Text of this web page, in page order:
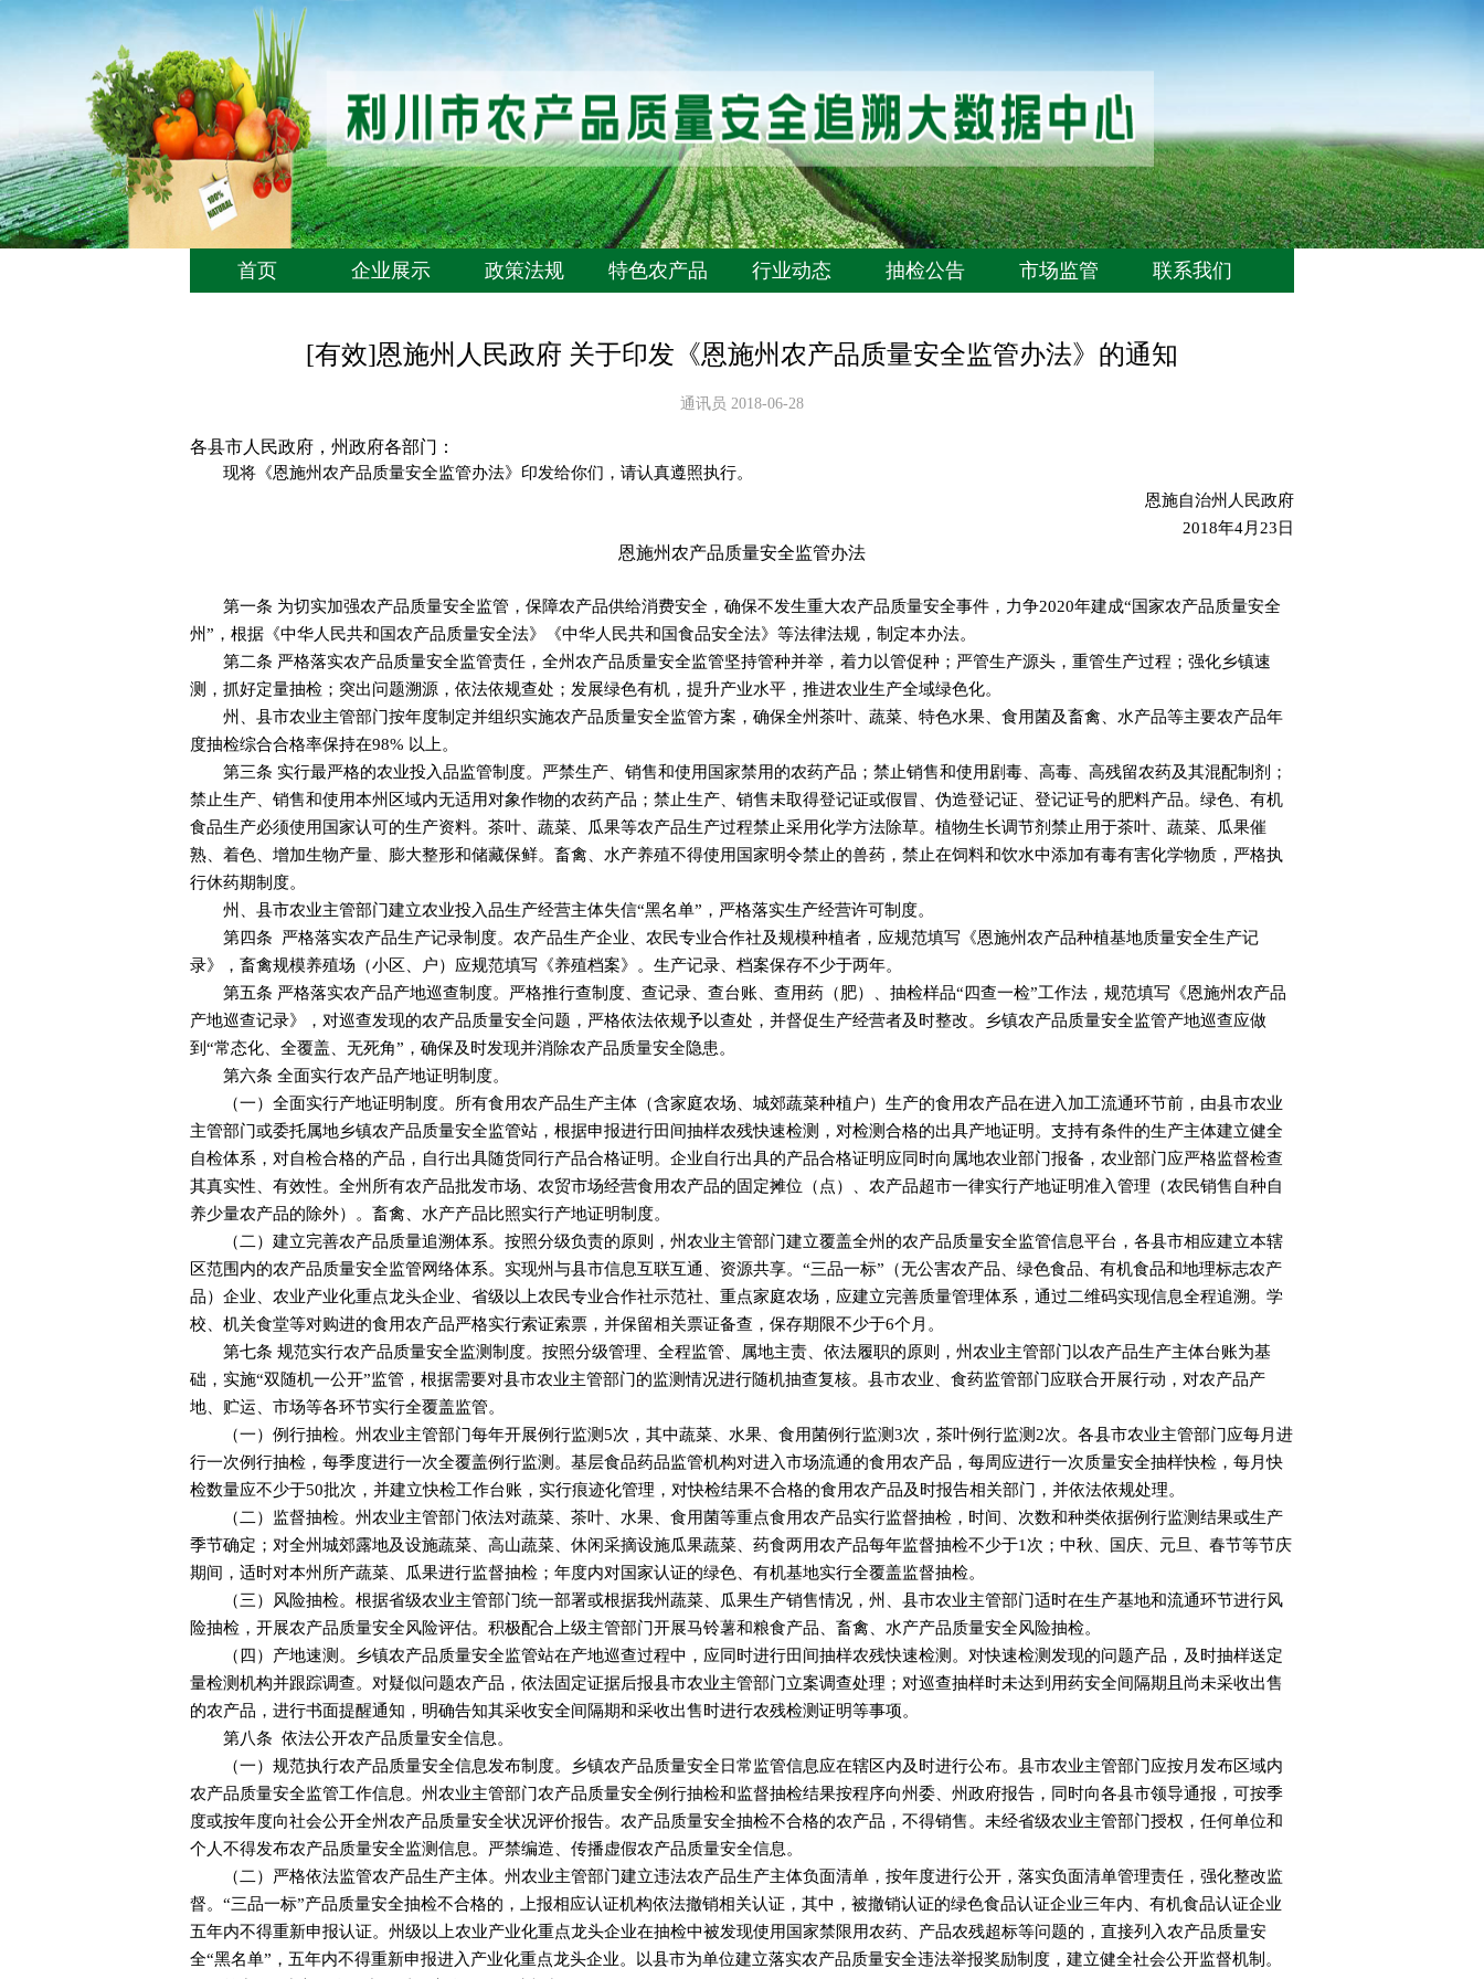
首页 企业展示 政策法规 特色农产品 行业动态 抽检公告 市场监管 联系我们
[有效]恩施州人民政府 关于印发《恩施州农产品质量安全监管办法》的通知
通讯员 2018-06-28
各县市人民政府，州政府各部门：
现将《恩施州农产品质量安全监管办法》印发给你们，请认真遵照执行。
恩施自治州人民政府
2018年4月23日
恩施州农产品质量安全监管办法
第一条 为切实加强农产品质量安全监管，保障农产品供给消费安全，确保不发生重大农产品质量安全事件，力争2020年建成“国家农产品质量安全
州”，根据《中华人民共和国农产品质量安全法》《中华人民共和国食品安全法》等法律法规，制定本办法。
第二条 严格落实农产品质量安全监管责任，全州农产品质量安全监管坚持管种并举，着力以管促种；严管生产源头，重管生产过程；强化乡镇速
测，抓好定量抽检；突出问题溯源，依法依规查处；发展绿色有机，提升产业水平，推进农业生产全域绿色化。
州、县市农业主管部门按年度制定并组织实施农产品质量安全监管方案，确保全州茶叶、蔬菜、特色水果、食用菌及畜禽、水产品等主要农产品年
度抽检综合合格率保持在98% 以上。
第三条 实行最严格的农业投入品监管制度。严禁生产、销售和使用国家禁用的农药产品；禁止销售和使用剧毒、高毒、高残留农药及其混配制剂；
禁止生产、销售和使用本州区域内无适用对象作物的农药产品；禁止生产、销售未取得登记证或假冒、伪造登记证、登记证号的肥料产品。绿色、有机
食品生产必须使用国家认可的生产资料。茶叶、蔬菜、瓜果等农产品生产过程禁止采用化学方法除草。植物生长调节剂禁止用于茶叶、蔬菜、瓜果催
熟、着色、增加生物产量、膨大整形和储藏保鲜。畜禽、水产养殖不得使用国家明令禁止的兽药，禁止在饲料和饮水中添加有毒有害化学物质，严格执
行休药期制度。
州、县市农业主管部门建立农业投入品生产经营主体失信“黑名单”，严格落实生产经营许可制度。
第四条 严格落实农产品生产记录制度。农产品生产企业、农民专业合作社及规模种植者，应规范填写《恩施州农产品种植基地质量安全生产记
录》，畜禽规模养殖场（小区、户）应规范填写《养殖档案》。生产记录、档案保存不少于两年。
第五条 严格落实农产品产地巡查制度。严格推行查制度、查记录、查台账、查用药（肥）、抽检样品“四查一检”工作法，规范填写《恩施州农产品
产地巡查记录》，对巡查发现的农产品质量安全问题，严格依法依规予以查处，并督促生产经营者及时整改。乡镇农产品质量安全监管产地巡查应做
到“常态化、全覆盖、无死角”，确保及时发现并消除农产品质量安全隐患。
第六条 全面实行农产品产地证明制度。
（一）全面实行产地证明制度。所有食用农产品生产主体（含家庭农场、城郊蔬菜种植户）生产的食用农产品在进入加工流通环节前，由县市农业
主管部门或委托属地乡镇农产品质量安全监管站，根据申报进行田间抽样农残快速检测，对检测合格的出具产地证明。支持有条件的生产主体建立健全
自检体系，对自检合格的产品，自行出具随货同行产品合格证明。企业自行出具的产品合格证明应同时向属地农业部门报备，农业部门应严格监督检查
其真实性、有效性。全州所有农产品批发市场、农贸市场经营食用农产品的固定摊位（点）、农产品超市一律实行产地证明准入管理（农民销售自种自
养少量农产品的除外）。畜禽、水产产品比照实行产地证明制度。
（二）建立完善农产品质量追溯体系。按照分级负责的原则，州农业主管部门建立覆盖全州的农产品质量安全监管信息平台，各县市相应建立本辖
区范围内的农产品质量安全监管网络体系。实现州与县市信息互联互通、资源共享。“三品一标”（无公害农产品、绿色食品、有机食品和地理标志农产
品）企业、农业产业化重点龙头企业、省级以上农民专业合作社示范社、重点家庭农场，应建立完善质量管理体系，通过二维码实现信息全程追溯。学
校、机关食堂等对购进的食用农产品严格实行索证索票，并保留相关票证备查，保存期限不少于6个月。
第七条 规范实行农产品质量安全监测制度。按照分级管理、全程监管、属地主责、依法履职的原则，州农业主管部门以农产品生产主体台账为基
础，实施“双随机一公开”监管，根据需要对县市农业主管部门的监测情况进行随机抽查复核。县市农业、食药监管部门应联合开展行动，对农产品产
地、贮运、市场等各环节实行全覆盖监管。
（一）例行抽检。州农业主管部门每年开展例行监测5次，其中蔬菜、水果、食用菌例行监测3次，茶叶例行监测2次。各县市农业主管部门应每月进
行一次例行抽检，每季度进行一次全覆盖例行监测。基层食品药品监管机构对进入市场流通的食用农产品，每周应进行一次质量安全抽样快检，每月快
检数量应不少于50批次，并建立快检工作台账，实行痕迹化管理，对快检结果不合格的食用农产品及时报告相关部门，并依法依规处理。
（二）监督抽检。州农业主管部门依法对蔬菜、茶叶、水果、食用菌等重点食用农产品实行监督抽检，时间、次数和种类依据例行监测结果或生产
季节确定；对全州城郊露地及设施蔬菜、高山蔬菜、休闲采摘设施瓜果蔬菜、药食两用农产品每年监督抽检不少于1次；中秋、国庆、元旦、春节等节庆
期间，适时对本州所产蔬菜、瓜果进行监督抽检；年度内对国家认证的绿色、有机基地实行全覆盖监督抽检。
（三）风险抽检。根据省级农业主管部门统一部署或根据我州蔬菜、瓜果生产销售情况，州、县市农业主管部门适时在生产基地和流通环节进行风
险抽检，开展农产品质量安全风险评估。积极配合上级主管部门开展马铃薯和粮食产品、畜禽、水产产品质量安全风险抽检。
（四）产地速测。乡镇农产品质量安全监管站在产地巡查过程中，应同时进行田间抽样农残快速检测。对快速检测发现的问题产品，及时抽样送定
量检测机构并跟踪调查。对疑似问题农产品，依法固定证据后报县市农业主管部门立案调查处理；对巡查抽样时未达到用药安全间隔期且尚未采收出售
的农产品，进行书面提醒通知，明确告知其采收安全间隔期和采收出售时进行农残检测证明等事项。
第八条 依法公开农产品质量安全信息。
（一）规范执行农产品质量安全信息发布制度。乡镇农产品质量安全日常监管信息应在辖区内及时进行公布。县市农业主管部门应按月发布区域内
农产品质量安全监管工作信息。州农业主管部门农产品质量安全例行抽检和监督抽检结果按程序向州委、州政府报告，同时向各县市领导通报，可按季
度或按年度向社会公开全州农产品质量安全状况评价报告。农产品质量安全抽检不合格的农产品，不得销售。未经省级农业主管部门授权，任何单位和
个人不得发布农产品质量安全监测信息。严禁编造、传播虚假农产品质量安全信息。
（二）严格依法监管农产品生产主体。州农业主管部门建立违法农产品生产主体负面清单，按年度进行公开，落实负面清单管理责任，强化整改监
督。“三品一标”产品质量安全抽检不合格的，上报相应认证机构依法撤销相关认证，其中，被撤销认证的绿色食品认证企业三年内、有机食品认证企业
五年内不得重新申报认证。州级以上农业产业化重点龙头企业在抽检中被发现使用国家禁限用农药、产品农残超标等问题的，直接列入农产品质量安
全“黑名单”，五年内不得重新申报进入产业化重点龙头企业。以县市为单位建立落实农产品质量安全违法举报奖励制度，建立健全社会公开监督机制。